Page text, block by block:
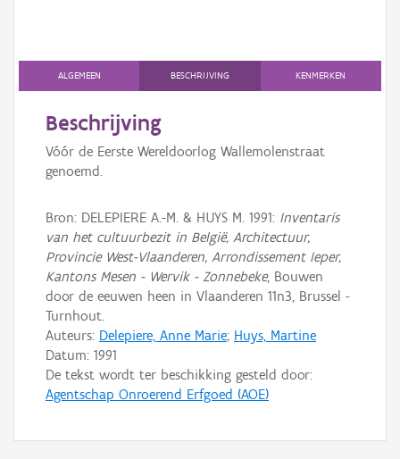
Persoon of collectief
Downloads
Hergebruik
ALGEMEEN BESCHRIJVING KENMERKEN
Beschrijving
Vóór de Eerste Wereldoorlog Wallemolenstraat
genoemd.
Bron: DELEPIERE A.-M. & HUYS M. 1991: Inventaris
van het cultuurbezit in België, Architectuur,
Provincie West-Vlaanderen, Arrondissement Ieper,
Kantons Mesen - Wervik - Zonnebeke, Bouwen
door de eeuwen heen in Vlaanderen 11n3, Brussel -
Turnhout.
Auteurs: Delepiere, Anne Marie; Huys, Martine
Datum: 1991
De tekst wordt ter beschikking gesteld door:
Agentschap Onroerend Erfgoed (AOE)